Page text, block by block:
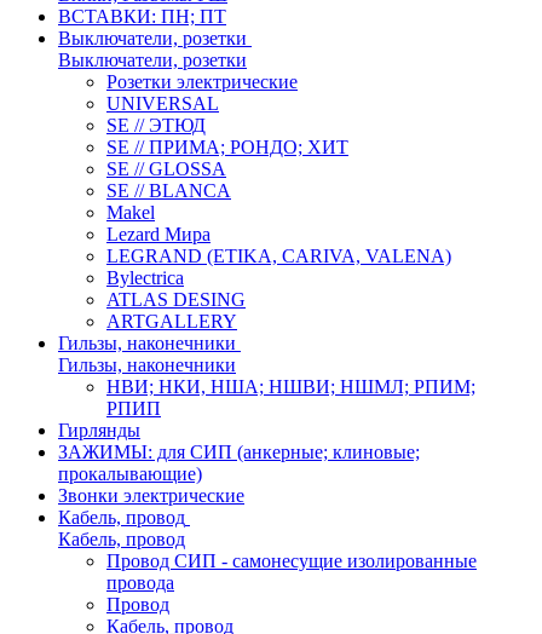
ВСТАВКИ: ПН; ПТ
Выключатели, розетки
Выключатели, розетки
Розетки электрические
UNIVERSAL
SE // ЭТЮД
SE // ПРИМА; РОНДО; ХИТ
SE // GLOSSA
SE // BLANCA
Makel
Lezard Мира
LEGRAND (ETIKA, CARIVA, VALENA)
Bylectrica
ATLAS DESING
ARTGALLERY
Гильзы, наконечники
Гильзы, наконечники
НВИ; НКИ, НША; НШВИ; НШМЛ; РПИМ;
РПИП
Гирлянды
ЗАЖИМЫ: для СИП (анкерные; клиновые;
прокалывающие)
Звонки электрические
Кабель, провод
Кабель, провод
Провод СИП - самонесущие изолированные
провода
Провод
Кабель, провод